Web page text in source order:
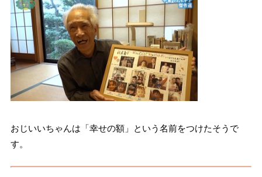
おじいいちゃんは「幸せの額」という名前をつけたそうで
す。